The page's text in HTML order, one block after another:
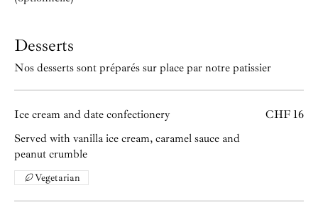
Desserts
Nos desserts sont préparés sur place par notre patissier
Ice cream and date confectionery
Served with vanilla ice cream, caramel sauce and
peanut crumble
CHF 16
Vegetarian